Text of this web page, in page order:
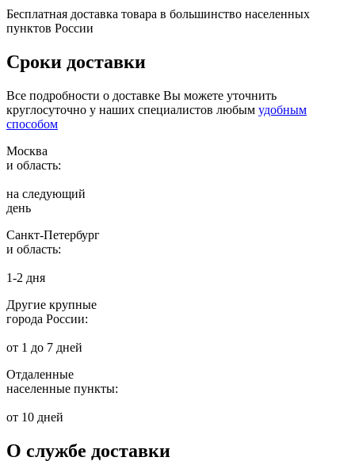
Бесплатная доставка товара в большинство населенных
пунктов России
Сроки доставки
Все подробности о доставке Вы можете уточнить
круглосуточно у наших специалистов любым удобным
способом
Москва
и область:
на следующий
день
Санкт-Петербург
и область:
1-2 дня
Другие крупные
города России:
от 1 до 7 дней
Отдаленные
населенные пункты:
от 10 дней
О службе доставки